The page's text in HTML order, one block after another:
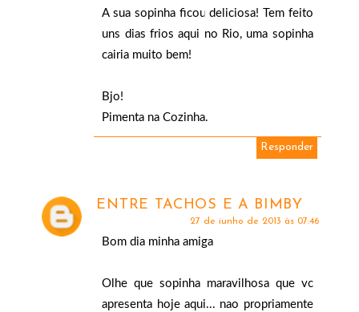
A sua sopinha ficou deliciosa! Tem feito
uns dias frios aqui no Rio, uma sopinha
cairia muito bem!
Bjo!
Pimenta na Cozinha.
Responder
ENTRE TACHOS E A BIMBY
27 de junho de 2013 às 07:46
Bom dia minha amiga
Olhe que sopinha maravilhosa que vc
apresenta hoje aqui... nao propriamente